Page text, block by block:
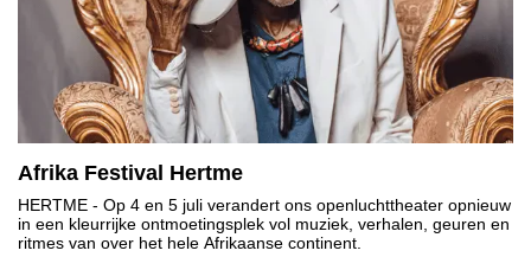
Afrika Festival Hertme
HERTME - Op 4 en 5 juli verandert ons openluchttheater opnieuw
in een kleurrijke ontmoetingsplek vol muziek, verhalen, geuren en
ritmes van over het hele Afrikaanse continent.